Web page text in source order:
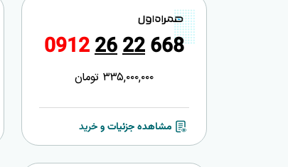
09122622668
335,000,000 تومان
مشاهده جزئیات و خرید